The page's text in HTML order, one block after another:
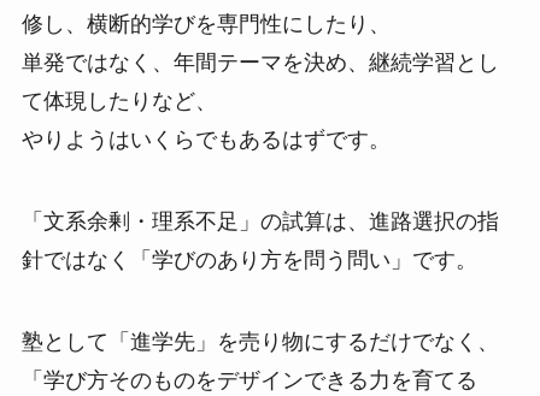
修し、横断的学びを専門性にしたり、
単発ではなく、年間テーマを決め、継続学習とし
て体現したりなど、
やりようはいくらでもあるはずです。
「文系余剰・理系不足」の試算は、進路選択の指
針ではなく「学びのあり方を問う問い」です。
塾として「進学先」を売り物にするだけでなく、
「学び方そのものをデザインできる力を育てる